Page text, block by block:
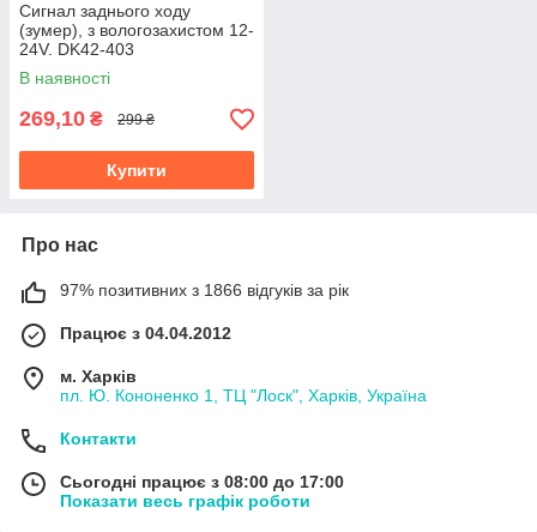
Сигнал заднього ходу
(зумер), з вологозахистом 12-
24V. DK42-403
В наявності
269,10 ₴ 299 ₴
Купити
Про нас
97% позитивних з 1866 відгуків за рік
Працює з 04.04.2012
м. Харків
пл. Ю. Кононенко 1, ТЦ "Лоск", Харків, Україна
Контакти
Сьогодні працює з 08:00 до 17:00
Показати весь графік роботи